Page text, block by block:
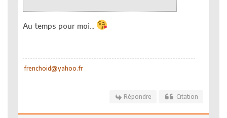
Au temps pour moi...
frenchoid@yahoo.fr
Répondre Citation